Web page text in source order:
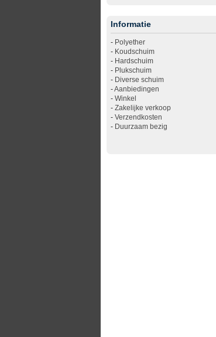
Informatie
- Polyether
- Koudschuim
- Hardschuim
- Plukschuim
- Diverse schuim
-Aanbiedingen
- Winkel
- Zakelijke verkoop
- Verzendkosten
- Duurzaam bezig